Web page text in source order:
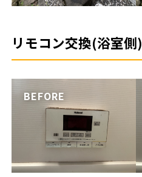
リモコン交換(浴室側)